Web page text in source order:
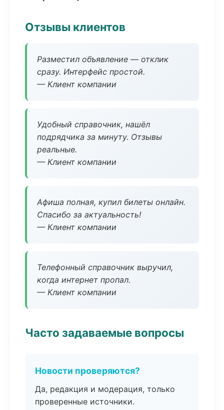
Отзывы клиентов
Разместил объявление — отклик
сразу. Интерфейс простой.
— Клиент компании
Удобный справочник, нашёл
подрядчика за минуту. Отзывы
реальные.
— Клиент компании
Афиша полная, купил билеты онлайн.
Спасибо за актуальность!
— Клиент компании
Телефонный справочник выручил,
когда интернет пропал.
— Клиент компании
Часто задаваемые вопросы
Новости проверяются?
Да, редакция и модерация, только
проверенные источники.